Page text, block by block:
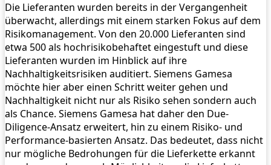
Die Lieferanten wurden bereits in der Vergangenheit
überwacht, allerdings mit einem starken Fokus auf dem
Risikomanagement. Von den 20.000 Lieferanten sind
etwa 500 als hochrisikobehaftet eingestuft und diese
Lieferanten wurden im Hinblick auf ihre
Nachhaltigkeitsrisiken auditiert. Siemens Gamesa
möchte hier aber einen Schritt weiter gehen und
Nachhaltigkeit nicht nur als Risiko sehen sondern auch
als Chance. Siemens Gamesa hat daher den Due-
Diligence-Ansatz erweitert, hin zu einem Risiko- und
Performance-basierten Ansatz. Das bedeutet, dass nicht
nur mögliche Bedrohungen für die Lieferkette erkannt